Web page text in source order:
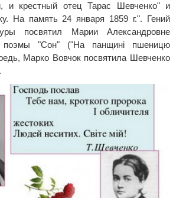
и крестный отец Тарас Шевченко" и
На память 24 января 1859 г.". Гений
посвятил Марии Александровне
"Сон" ("На панщині пшеницю
Марко Вовчок посвятила Шевченко